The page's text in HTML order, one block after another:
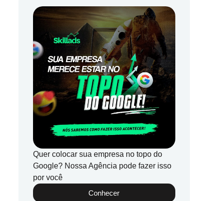
Quer colocar sua empresa no topo do
Google? Nossa Agência pode fazer isso
por você
Conhecer